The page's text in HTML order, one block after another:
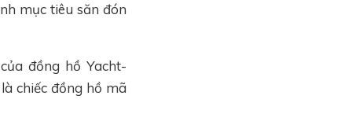
mục tiêu săn đón
đồng hồ Yacht-
chiếc đồng hồ mã